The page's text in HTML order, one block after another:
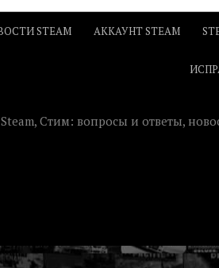
STEAM АККАУНТ STEAM
Стим: вопросы и ответы,